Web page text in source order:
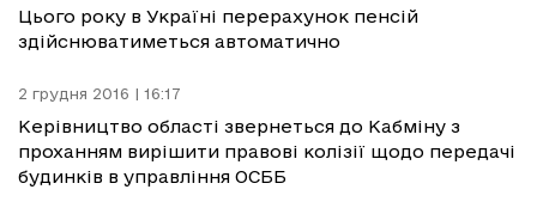
Цього року в Україні перерахунок пенсій
здійснюватиметься автоматично
2 грудня 2016 | 16:17
Керівництво області звернеться до Кабміну з
проханням вирішити правові колізії щодо передачі
будинків в управління ОСББ